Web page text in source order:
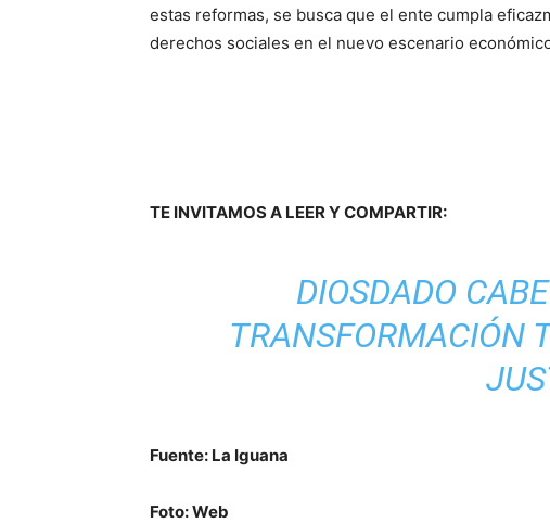
estas reformas, se busca que el ente cumpla
derechos sociales en el nuevo escenario
TE INVITAMOS A LEER Y COMPARTIR:
DIOSDADO
TRANSFORMACIÓN
Fuente: La Iguana
Foto: Web